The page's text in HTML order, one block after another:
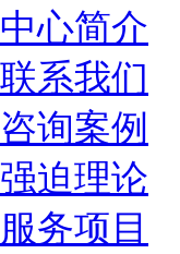
中心简介
联系我们
咨询案例
强迫理论
服务项目